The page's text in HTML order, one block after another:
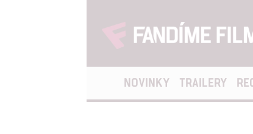
NOVINKY TRAILERY